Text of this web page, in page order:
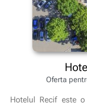
Oferta
Hotelul Recif este